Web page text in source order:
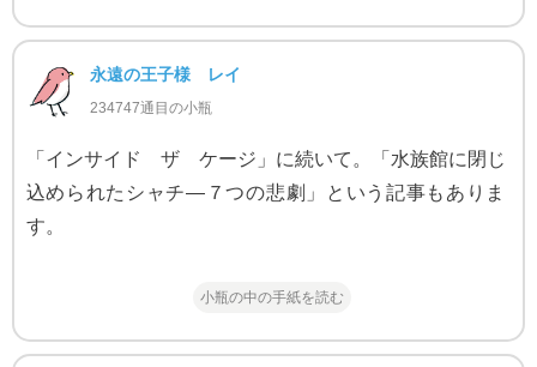
永遠の王子様 レイ
234747通目の小瓶
「インサイド ザ ケージ」に続いて。「水族館に閉じ
込められたシャチ―７つの悲劇」という記事もありま
す。
小瓶の中の手紙を読む